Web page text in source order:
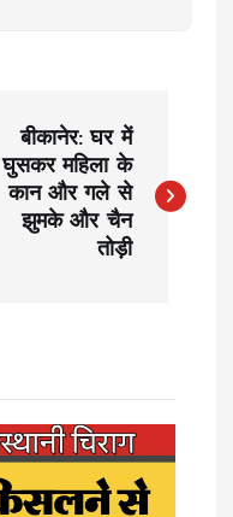
बीकानेर: घर में
घुसकर महिला के
कान और गले से
झुमके और चैन
तोड़ी